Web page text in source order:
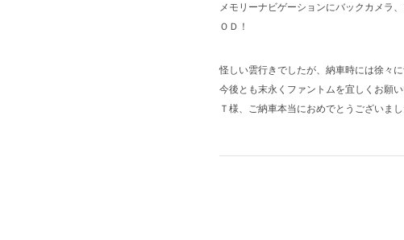
メモリーナビゲーションにバックカメラ
ＯＤ！
怪しい雲行きでしたが、納車時には徐々に
今後とも末永くファントムを宜しくお願
Ｔ様、ご納車本当におめでとうございま